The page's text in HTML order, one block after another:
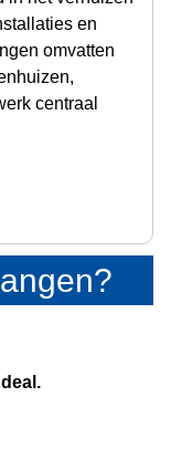
en
omvatten
centraal